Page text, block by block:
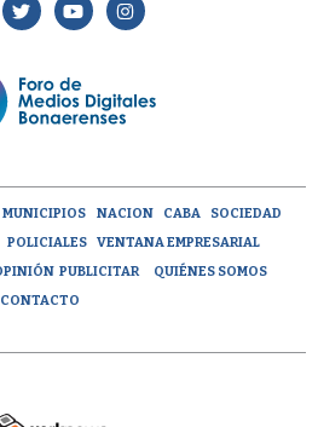
MUNICIPIOS NACION CABA
SOCIEDAD
POLICIALES
VENTANA EMPRESARIAL
PUBLICITAR
QUIÉNES SOMOS
CONTACTO